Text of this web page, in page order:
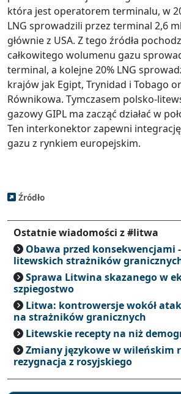
która jest operatorem terminalu, w
LNG sprowadzili przez terminal 2,6
głównie z USA. Z tego źródła
całkowitego wolumenu gazu
terminal, a kolejne 20% LNG
krajów jak Egipt, Trynidad i Tobago
Równikowa. Tymczasem polsko-
gazowy GIPL ma zacząć działać w
Ten interkonektor zapewni
gazu z rynkiem europejskim.
Źródło
Ostatnie wiadomości z #litwa
Obawa przed konsekwencjami
litewskich strażników
Sprawa Litwina skazanego w
szpiegostwo
Litwa: kontrowersje wokół
na strażników granicznych
Litewskie recepty na niż
Zmiany językowe w wileńskim
rezygnacja z rosyjskiego